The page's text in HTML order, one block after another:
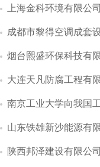
上海金科环境有限公
成都市黎得空调成套
烟台熙盛环保科技有
大连天凡防腐工程有
南京工业大学向我国
山东铁雄新沙能源有
陕西邦泽建设有限公